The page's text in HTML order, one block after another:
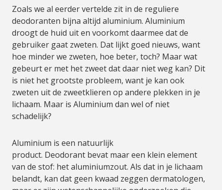
Zoals we al eerder vertelde zit in de reguliere
deodoranten bijna altijd aluminium. Aluminium
droogt de huid uit en voorkomt daarmee dat de
gebruiker gaat zweten. Dat lijkt goed nieuws, want
hoe minder we zweten, hoe beter, toch? Maar wat
gebeurt er met het zweet dat daar niet weg kan? Dit
is niet het grootste probleem, want je kan ook
zweten uit de zweetklieren op andere plekken in je
lichaam. Maar is Aluminium dan wel of niet
schadelijk?
Aluminium is een natuurlijk
product. Deodorant bevat maar een klein element
van de stof: het aluminiumzout. Als dat in je lichaam
belandt, kan dat geen kwaad zeggen dermatologen,